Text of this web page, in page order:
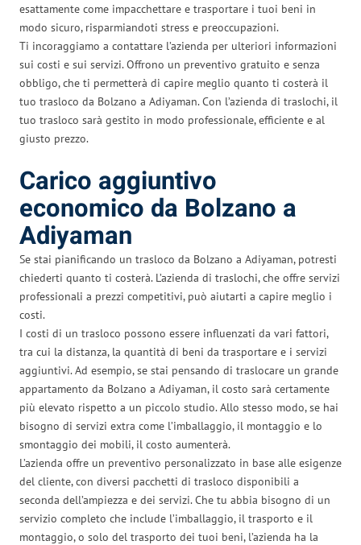
esattamente come impacchettare e trasportare i tuoi beni in
modo sicuro, risparmiandoti stress e preoccupazioni.
Ti incoraggiamo a contattare l’azienda per ulteriori informazioni
sui costi e sui servizi. Offrono un preventivo gratuito e senza
obbligo, che ti permetterà di capire meglio quanto ti costerà il
tuo trasloco da Bolzano a Adiyaman. Con l’azienda di traslochi, il
tuo trasloco sarà gestito in modo professionale, efficiente e al
giusto prezzo.
Carico aggiuntivo
economico da Bolzano a
Adiyaman
Se stai pianificando un trasloco da Bolzano a Adiyaman, potresti
chiederti quanto ti costerà. L’azienda di traslochi, che offre servizi
professionali a prezzi competitivi, può aiutarti a capire meglio i
costi.
I costi di un trasloco possono essere influenzati da vari fattori,
tra cui la distanza, la quantità di beni da trasportare e i servizi
aggiuntivi. Ad esempio, se stai pensando di traslocare un grande
appartamento da Bolzano a Adiyaman, il costo sarà certamente
più elevato rispetto a un piccolo studio. Allo stesso modo, se hai
bisogno di servizi extra come l’imballaggio, il montaggio e lo
smontaggio dei mobili, il costo aumenterà.
L’azienda offre un preventivo personalizzato in base alle esigenze
del cliente, con diversi pacchetti di trasloco disponibili a
seconda dell’ampiezza e dei servizi. Che tu abbia bisogno di un
servizio completo che include l’imballaggio, il trasporto e il
montaggio, o solo del trasporto dei tuoi beni, l’azienda ha la